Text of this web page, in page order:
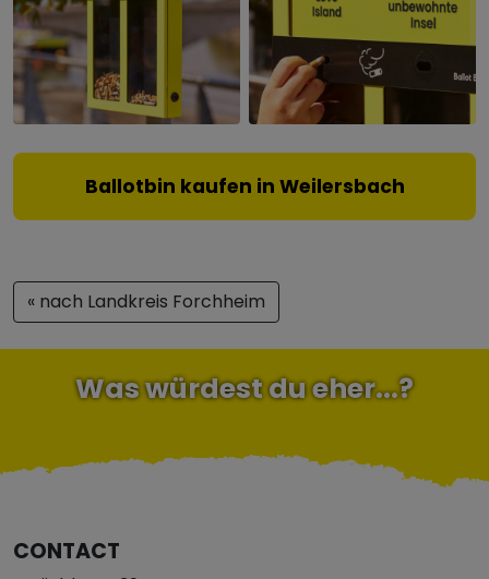
Ballotbin kaufen in Weilersbach
« nach Landkreis Forchheim
Was würdest du eher...?
CONTACT